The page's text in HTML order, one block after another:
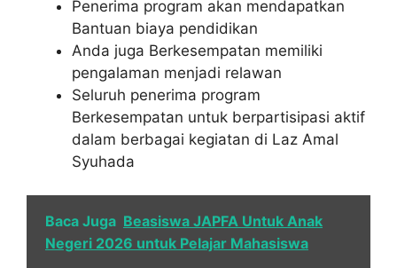
Penerima program akan mendapatkan
Bantuan biaya pendidikan
Anda juga Berkesempatan memiliki
pengalaman menjadi relawan
Seluruh penerima program
Berkesempatan untuk berpartisipasi aktif
dalam berbagai kegiatan di Laz Amal
Syuhada
Baca Juga Beasiswa JAPFA Untuk Anak
Negeri 2026 untuk Pelajar Mahasiswa